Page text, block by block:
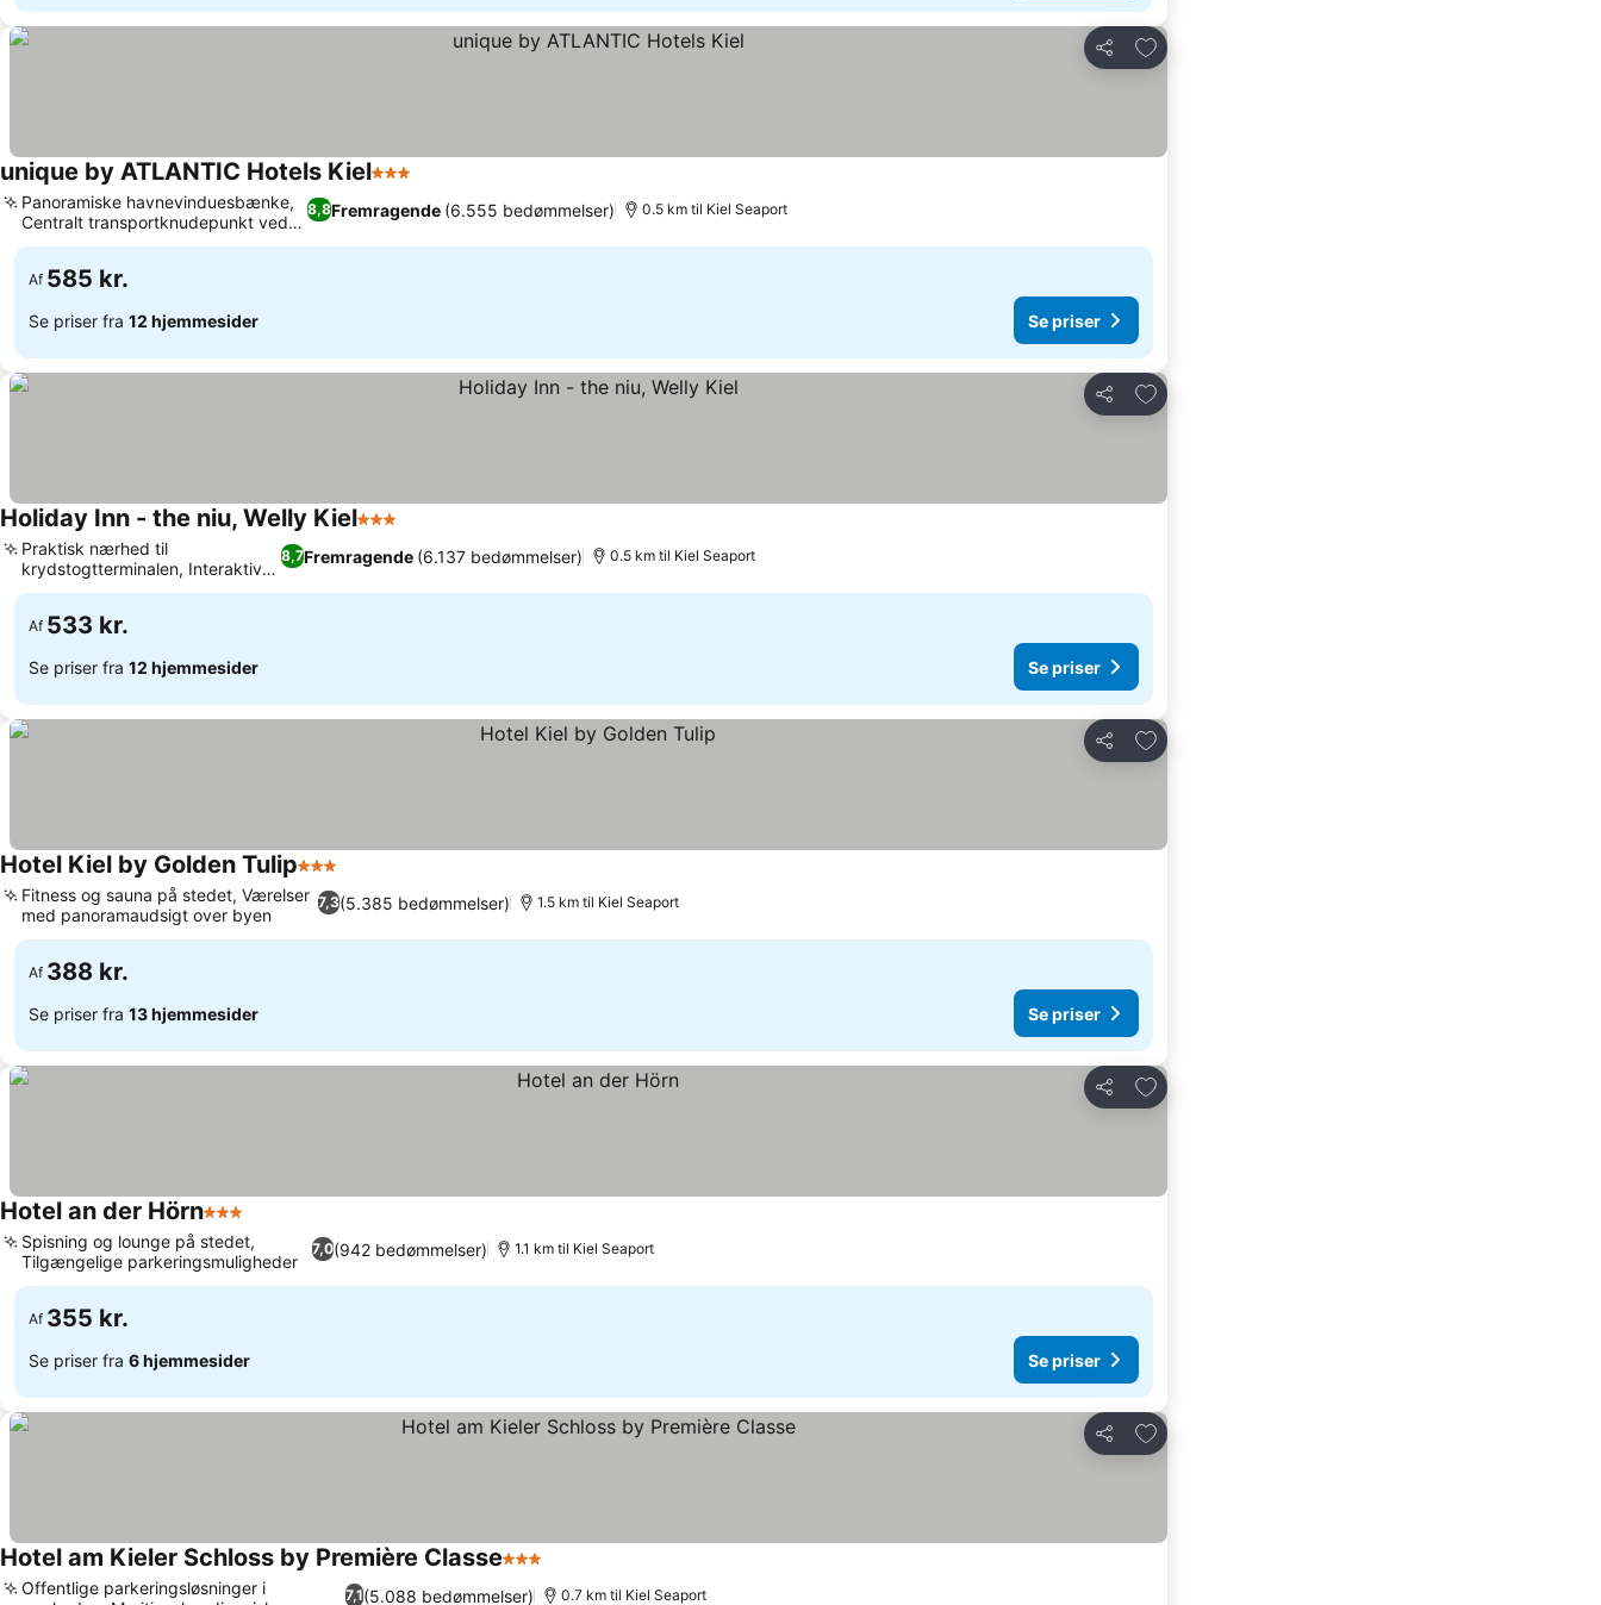
Del
Føj til favoritter
unique by ATLANTIC Hotels Kiel3 Stjerner
8,8Fremragende (6.555 bedømmelser)
Panoramiske havnevinduesbænke,
Centralt transportknudepunkt ved
Kaistrasse
0.5 km til Kiel Seaport
Af 585 kr.
Se priser fra 12 hjemmesider Se priser
Del
Føj til favoritter
Holiday Inn - the niu, Welly Kiel3 Stjerner
8,7Fremragende (6.137 bedømmelser)
Praktisk nærhed til
krydstogtterminalen, Interaktiv
pandekagestation
0.5 km til Kiel Seaport
Af 533 kr.
Se priser fra 12 hjemmesider Se priser
Del
Føj til favoritter
Hotel Kiel by Golden Tulip3 Stjerner
7,3(5.385 bedømmelser)
Fitness og sauna på stedet, Værelser
med panoramaudsigt over byen
1.5 km til Kiel Seaport
Af 388 kr.
Se priser fra 13 hjemmesider Se priser
Del
Føj til favoritter
Hotel an der Hörn3 Stjerner
7,0(942 bedømmelser)
Spisning og lounge på stedet,
Tilgængelige parkeringsmuligheder
1.1 km til Kiel Seaport
Af 355 kr.
Se priser fra 6 hjemmesider Se priser
Del
Føj til favoritter
Hotel am Kieler Schloss by Première Classe3 Stjerner
7,1(5.088 bedømmelser)
Offentlige parkeringsløsninger i
0.7 km til Kiel Seaport